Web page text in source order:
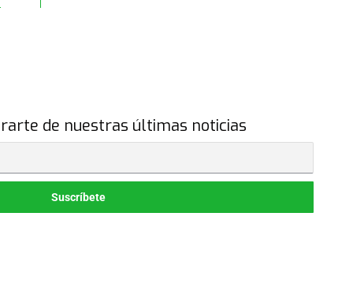
de nuestras últimas noticias